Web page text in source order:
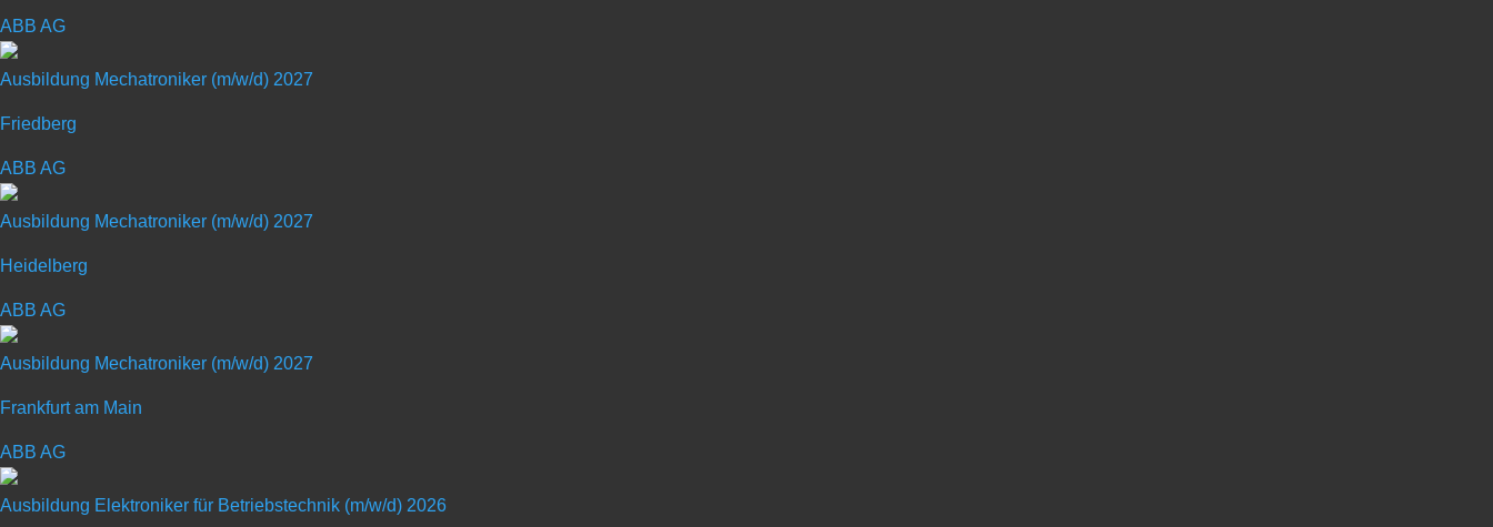
ABB AG
Ausbildung Mechatroniker (m/w/d) 2027
Friedberg
ABB AG
Ausbildung Mechatroniker (m/w/d) 2027
Heidelberg
ABB AG
Ausbildung Mechatroniker (m/w/d) 2027
Frankfurt am Main
ABB AG
Ausbildung Elektroniker für Betriebstechnik (m/w/d) 2026
das dich interessiert. Hier erfährst du etwas über Produktion, Entwicklung und Konstruktion,
lernst mit Metall zu arbeiten und kommst mit richtigen Profis in Kontakt.
informieren. Berufsinformation live und von innen sozusagen. Und wenn du dich gut anstellst,
vergessen wir das nicht – vielleicht wartet nach dem Schulabschluss sogar ein Ausbildungsplatz bei
bernhard.pichlmaier@coperion.com